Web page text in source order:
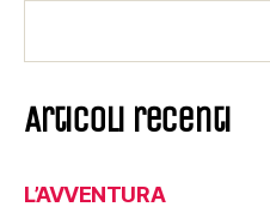
Articoli recenti
L’AVVENTURA